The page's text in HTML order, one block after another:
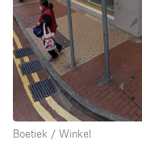
Boetiek / Winkel